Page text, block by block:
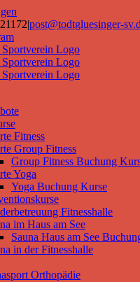
|post@todtgluesinger-
Fitness
Group Fitness
Group Fitness Buchung
Yoga
Yoga Buchung Kurse
Fitnesshalle
im Haus am See
Sauna Haus am See
in der Fitnesshalle
Orthopädie